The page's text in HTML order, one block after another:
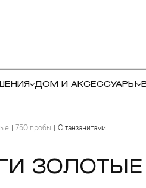
ДОМ И АКСЕССУАРЫ
750 пробы С танзанитами